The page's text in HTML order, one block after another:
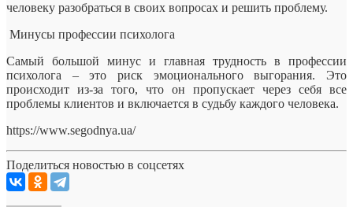
человеку разобраться в своих вопросах и решить проблему.
Минусы профессии психолога
Самый большой минус и главная трудность в профессии
психолога – это риск эмоционального выгорания. Это
происходит из-за того, что он пропускает через себя все
проблемы клиентов и включается в судьбу каждого человека.
https://www.segodnya.ua/
Поделиться новостью в соцсетях